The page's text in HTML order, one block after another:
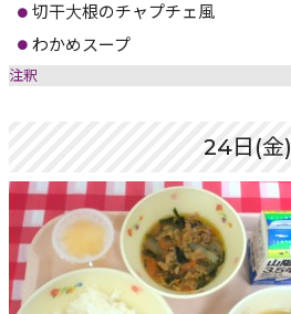
切干大根のチャプチェ風
わかめスープ
注釈
24日(金)